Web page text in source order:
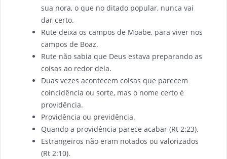
sua nora, o que no ditado popular, nunca vai
dar certo.
Rute deixa os campos de Moabe, para viver nos
campos de Boaz.
Rute não sabia que Deus estava preparando as
coisas ao redor dela.
Duas vezes acontecem coisas que parecem
coincidência ou sorte, mas o nome certo é
providência.
Providência ou previdência.
Quando a providência parece acabar (Rt 2:23).
Estrangeiros não eram notados ou valorizados
(Rt 2:10).